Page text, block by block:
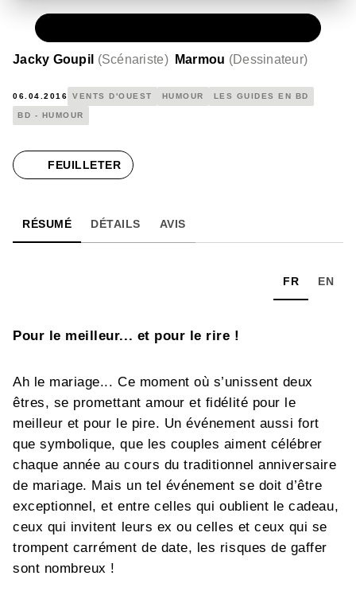
Jacky Goupil (Scénariste) Marmou (Dessinateur)
06.04.2016 VENTS D'OUEST HUMOUR LES GUIDES EN BD
BD - HUMOUR
FEUILLETER
RÉSUMÉ DÉTAILS AVIS
FR EN
Pour le meilleur... et pour le rire !
Ah le mariage... Ce moment où s’unissent deux
êtres, se promettant amour et fidélité pour le
meilleur et pour le pire. Un événement aussi fort
que symbolique, que les couples aiment célébrer
chaque année au cours du traditionnel anniversaire
de mariage. Mais un tel événement se doit d’être
exceptionnel, et entre celles qui oublient le cadeau,
ceux qui invitent leurs ex ou celles et ceux qui se
trompent carrément de date, les risques de gaffer
sont nombreux !